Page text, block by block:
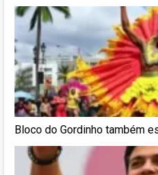
Bloco do Gordinho também